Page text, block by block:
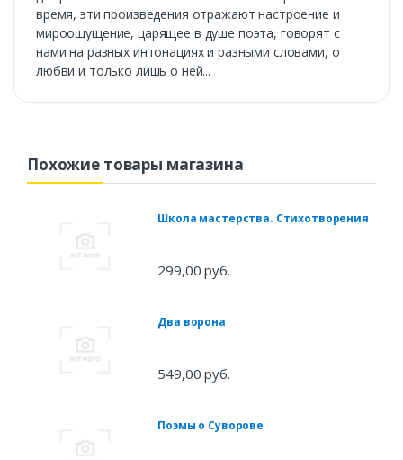
время, эти произведения отражают настроение и
мироощущение, царящее в душе поэта, говорят с
нами на разных интонациях и разными словами, о
любви и только лишь о ней...
Похожие товары магазина
Школа мастерства. Стихотворения
299,00 руб.
Два ворона
549,00 руб.
Поэмы о Суворове